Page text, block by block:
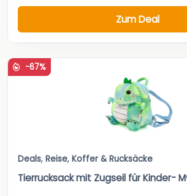
Zum Deal
-67%
Deals, Reise, Koffer & Rucksäcke
Tierrucksack mit Zugseil für Kinder-